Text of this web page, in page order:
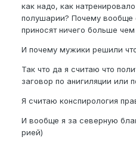
как надо, как
полушарии? Почему вообще
приносят ничего больше
И почему мужики решили
Так что да я считаю что
заговор по анигиляции или
Я считаю конспирология
И вообще я за северную
рией)